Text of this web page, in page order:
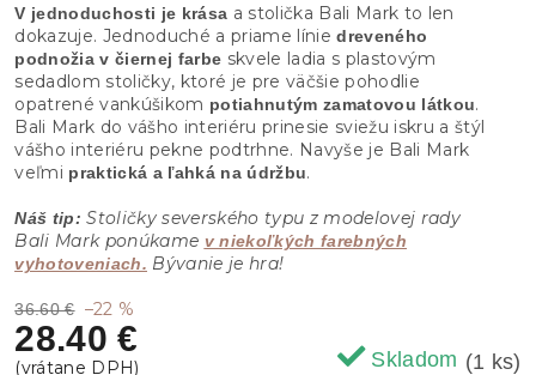
36.60 € –22 %
28.40 €
Skladom (1 ks)
V jednoduchosti je krása a stolička Bali Mark to len
dokazuje. Jednoduché a priame línie dreveného
podnožia v čiernej farbe skvele ladia s plastovým
sedadlom stoličky, ktoré je pre väčšie pohodlie
opatrené vankúšikom potiahnutým zamatovou látkou.
Bali Mark do vášho interiéru prinesie sviežu iskru a štýl
vášho interiéru pekne podtrhne. Navyše je Bali Mark
veľmi praktická a ľahká na údržbu.
Náš tip: Stoličky severského typu z modelovej rady
Bali Mark ponúkame v niekoľkých farebných
vyhotoveniach. Bývanie je hra!